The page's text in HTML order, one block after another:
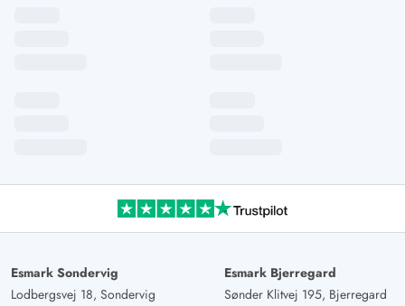
Esmark Sondervig
Lodbergsvej 18, Sondervig
Esmark Bjerregard
Sønder Klitvej 195, Bjerregard